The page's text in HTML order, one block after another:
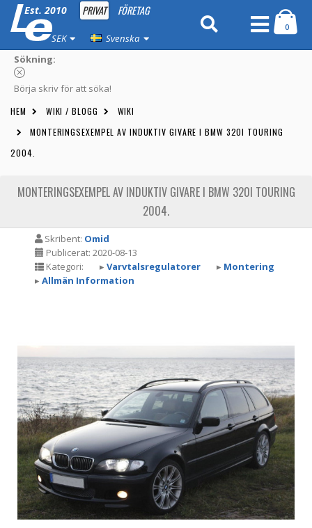
Est. 2010 PRIVAT FÖRETAG
SEK Svenska
0
Sökning:
Börja skriv för att söka!
HEM WIKI / BLOGG
WIKI
MONTERINGSEXEMPEL AV INDUKTIV GIVARE I BMW 320I TOURING
2004.
MONTERINGSEXEMPEL AV INDUKTIV GIVARE I BMW 320I TOURING
2004.
Skribent: Omid
Publicerat: 2020-08-13
Kategori:
▸ Varvtalsregulatorer ▸ Montering
▸ Allmän Information